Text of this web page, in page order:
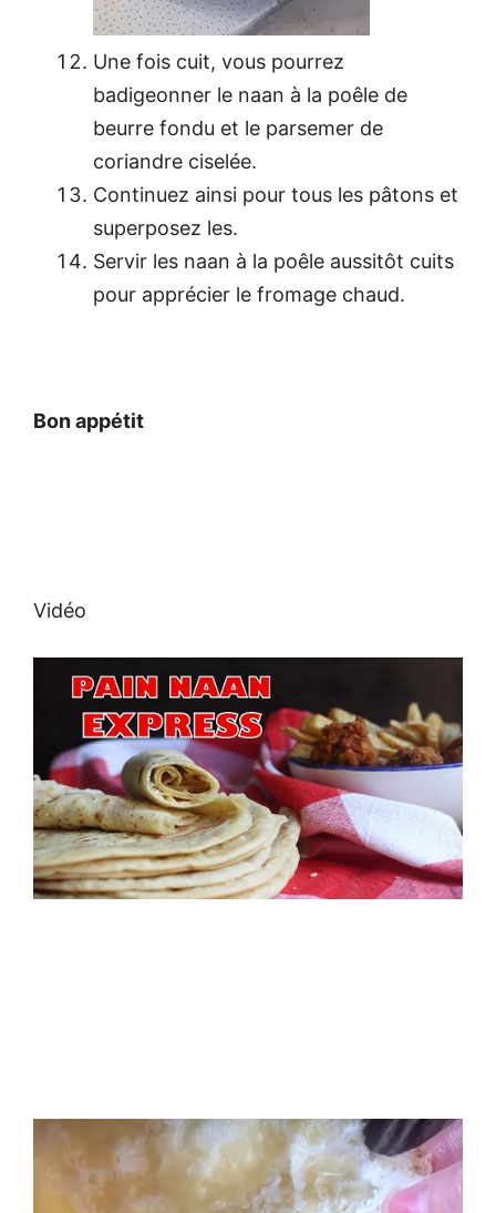
Une fois cuit, vous pourrez
badigeonner le naan à la poêle de
beurre fondu et le parsemer de
coriandre ciselée.
Continuez ainsi pour tous les pâtons et
superposez les.
Servir les naan à la poêle aussitôt cuits
pour apprécier le fromage chaud.
Bon appétit
Vidéo